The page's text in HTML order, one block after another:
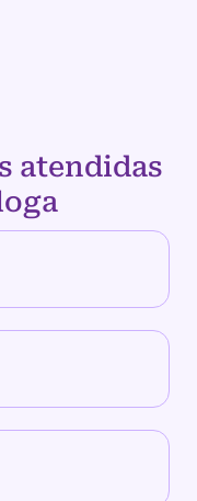
atendidas